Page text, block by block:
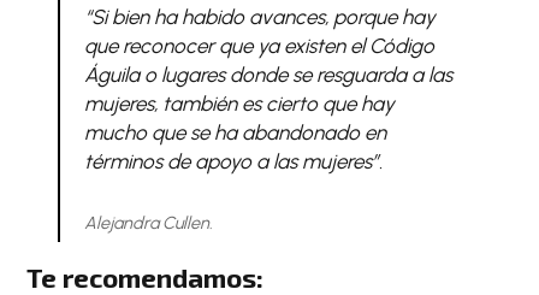
“Si bien ha habido avances, porque hay
que reconocer que ya existen el Código
Águila o lugares donde se resguarda a las
mujeres, también es cierto que hay
mucho que se ha abandonado en
términos de apoyo a las mujeres”.
Alejandra Cullen.
Te recomendamos: